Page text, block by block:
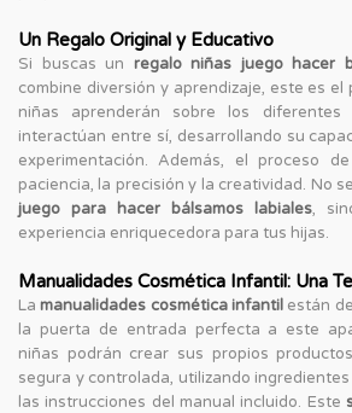
Un Regalo Original y Educativo
Si buscas un regalo niñas juego hacer
combine diversión y aprendizaje, este es
niñas aprenderán sobre los diferentes
interactúan entre sí, desarrollando su
experimentación. Además, el proceso
paciencia, la precisión y la creatividad. No
juego para hacer bálsamos labiales,
experiencia enriquecedora para tus hijas.
Manualidades Cosmética Infantil: Una
Lamanualidades cosmética infantilestán
la puerta de entrada perfecta a este
niñas podrán crear sus propios
segura y controlada, utilizando
las instrucciones del manual incluido. Este